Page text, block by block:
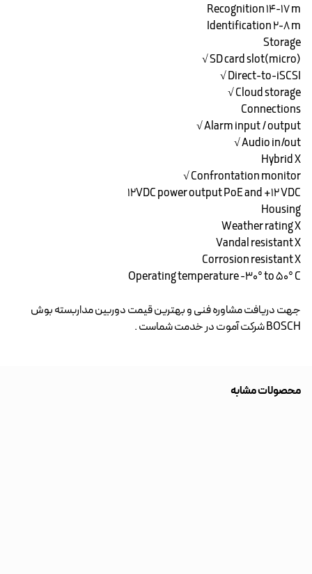
Recognition ۱۴-۱۷ m
Identification ۲-۸ m
Storage
(micro)SD card slot √
Direct-to-iSCSI √
Cloud storage √
Connections
Alarm input / output √
Audio in/out √
Hybrid X
Confrontation monitor √
۱۲VDC power output PoE and +12 VDC
Housing
Weather rating X
Vandal resistant X
Corrosion resistant X
Operating temperature -۳۰° to 50° C
جهت دریافت مشاوره فنی و بهترین قیمتدوربین مداربسته بوش
BOSCH شرکت آموت در خدمت شماست .
محصولات مشابه